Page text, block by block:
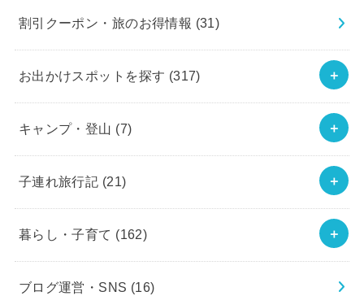
割引クーポン・旅のお得情報 (31)
お出かけスポットを探す (317)
キャンプ・登山 (7)
子連れ旅行記 (21)
暮らし・子育て (162)
ブログ運営・SNS (16)